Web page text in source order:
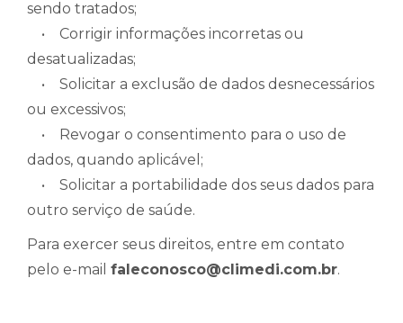
sendo tratados;
• Corrigir informações incorretas ou
desatualizadas;
• Solicitar a exclusão de dados desnecessários
ou excessivos;
• Revogar o consentimento para o uso de
dados, quando aplicável;
• Solicitar a portabilidade dos seus dados para
outro serviço de saúde.
Para exercer seus direitos, entre em contato
pelo e-mail faleconosco@climedi.com.br.